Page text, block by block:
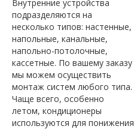
Внутренние устройства
подразделяются на
несколько типов: настенные,
напольные, канальные,
напольно-потолочные,
кассетные. По вашему заказу
мы можем осуществить
монтаж систем любого типа.
Чаще всего, особенно
летом, кондиционеры
используются для понижения